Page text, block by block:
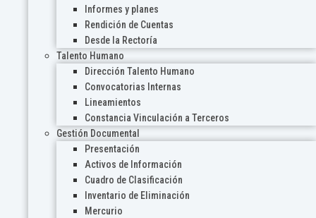
Informes y planes
Rendición de Cuentas
Desde la Rectoría
Talento Humano
Dirección Talento Humano
Convocatorias Internas
Lineamientos
Constancia Vinculación a Terceros
Gestión Documental
Presentación
Activos de Información
Cuadro de Clasificación
Inventario de Eliminación
Mercurio